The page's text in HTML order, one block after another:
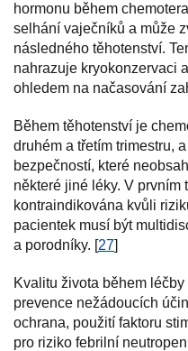
hormonu během
selhání vaječníků a může
následného těhotenství.
nahrazuje kryokonzervaci
ohledem na načasování
Během těhotenství je
druhém a třetím trimestru,
bezpečností, které
některé jiné léky. V prvním
kontraindikována kvůli
pacientek musí být
a porodníky. [27]
Kvalitu života během
prevence nežádoucích
ochrana, použití faktoru
pro riziko febrilní